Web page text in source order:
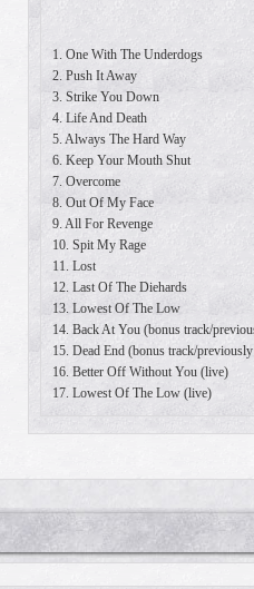
1. One With The Underdogs
2. Push It Away
3. Strike You Down
4. Life And Death
5. Always The Hard Way
6. Keep Your Mouth Shut
7. Overcome
8. Out Of My Face
9. All For Revenge
10. Spit My Rage
11. Lost
12. Last Of The Diehards
13. Lowest Of The Low
14. Back At You (bonus track/
15. Dead End (bonus track/
16. Better Off Without You (live)
17. Lowest Of The Low (live)